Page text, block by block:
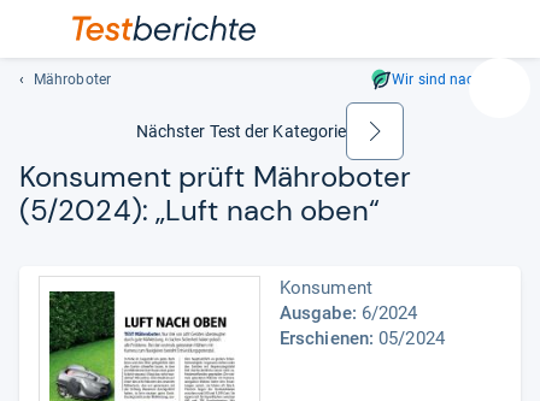
Mähroboter Wir sind nachhaltig
Kon­su­ment prüft Mähro­bo­ter
(5/2024): „Luft nach oben“
Nächster Test der Kategorie weiter
Konsument
Ausgabe: 6/2024
Erschienen: 05/2024